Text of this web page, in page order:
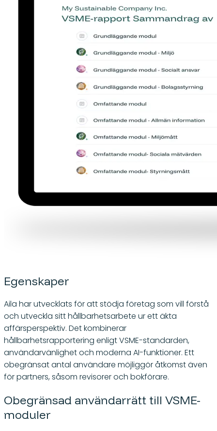
Egenskaper
Aila har utvecklats för att stödja företag som vill förstå
och utveckla sitt hållbarhetsarbete ur ett äkta
affärsperspektiv. Det kombinerar
hållbarhetsrapportering enligt VSME-standarden,
användarvänlighet och moderna AI-funktioner. Ett
obegränsat antal användare möjliggör åtkomst även
för partners, såsom revisorer och bokförare.
Obegränsad användarrätt till VSME-
moduler